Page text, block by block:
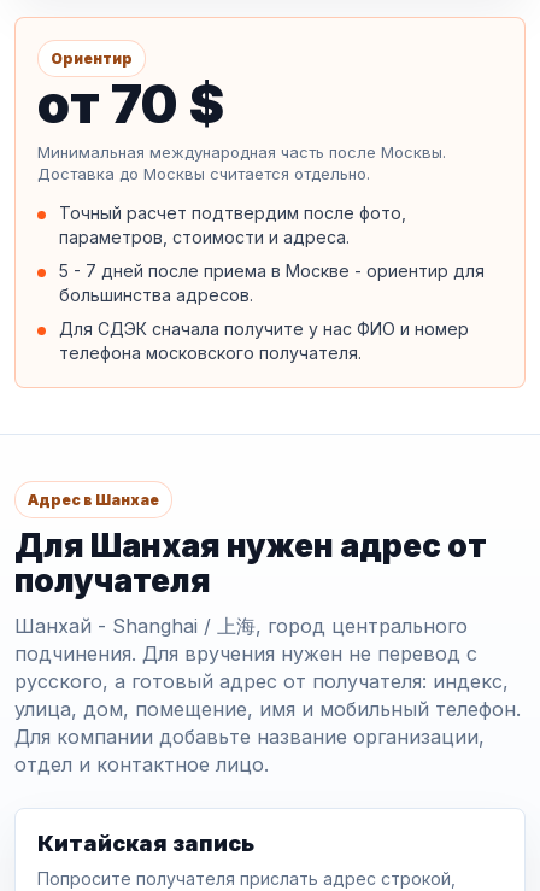
Ориентир
от 70 $
Минимальная международная часть после Москвы.
Доставка до Москвы считается отдельно.
Точный расчет подтвердим после фото,
параметров, стоимости и адреса.
5 - 7 дней после приема в Москве - ориентир для
большинства адресов.
Для СДЭК сначала получите у нас ФИО и номер
телефона московского получателя.
Адрес в Шанхае
Для Шанхая нужен адрес от
получателя
Шанхай - Shanghai / 上海, город центрального
подчинения. Для вручения нужен не перевод с
русского, а готовый адрес от получателя: индекс,
улица, дом, помещение, имя и мобильный телефон.
Для компании добавьте название организации,
отдел и контактное лицо.
Китайская запись
Попросите получателя прислать адрес строкой,